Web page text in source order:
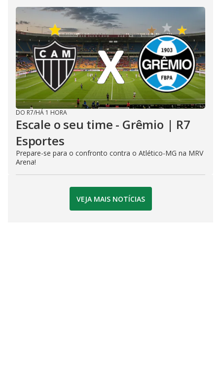
DO R7/HÁ 1 HORA
Escale o seu time - Grêmio | R7
Esportes
Prepare-se para o confronto contra o Atlético-MG na MRV
Arena!
VEJA MAIS NOTÍCIAS